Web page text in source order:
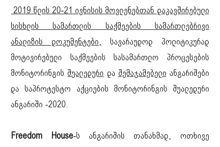
2019 წლის 20-21 ივნისის მოვლენებთან დაკავშირებული
სისხლის სამართლის საქმეების სამართლებრივი
ანალიზის დოკუმენტები,
სავარაუდოდ პოლიტიკურად
მოტივირებული საქმეების სასამართლო პროცესების
მონიტორინგისშუალედური და შემაჯამებელი ანგარიშები
და საპროტესტო აქციების მონიტორინგის შუალედური
ანგარიში -2020.
Freedom House-ს ანგარიშის თანახმად, ოთხივე